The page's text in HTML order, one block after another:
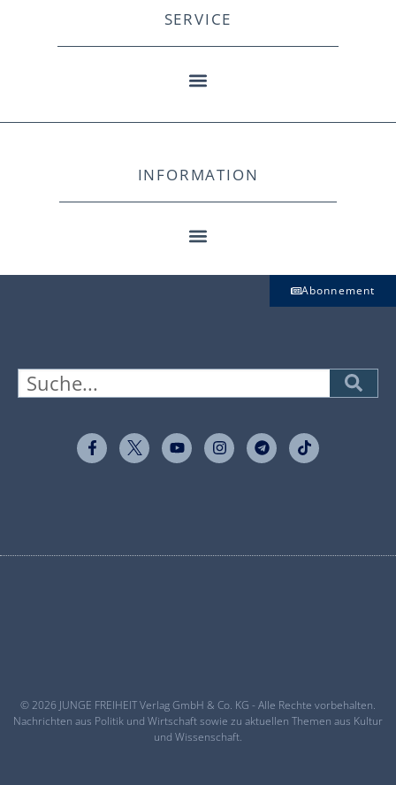
SERVICE
INFORMATION
Abonnement
© 2026 JUNGE FREIHEIT Verlag GmbH & Co. KG - Alle Rechte vorbehalten.
Nachrichten aus Politik und Wirtschaft sowie zu aktuellen Themen aus Kultur
und Wissenschaft.